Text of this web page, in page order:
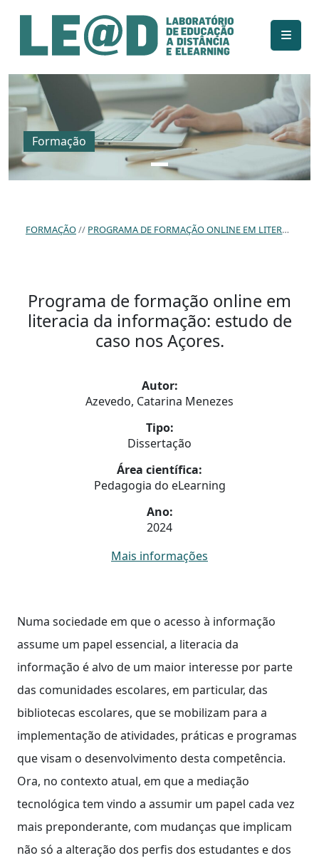
Ir para o conteúdo principal
Informações de acessibilidade
Mapa do site
Formação
FORMAÇÃO PROGRAMA DE FORMAÇÃO ONLINE EM LITERACIA DA INFORMAÇÃO: ESTUDO DE CASO NOS AÇORES.
Programa de formação online em
literacia da informação: estudo de
caso nos Açores.
Autor:
Azevedo, Catarina Menezes
Tipo:
Dissertação
Área científica:
Pedagogia do eLearning
Ano:
2024
Mais informações
Numa sociedade em que o acesso à informação
assume um papel essencial, a literacia da
informação é alvo de um maior interesse por parte
das comunidades escolares, em particular, das
bibliotecas escolares, que se mobilizam para a
implementação de atividades, práticas e programas
que visam o desenvolvimento desta competência.
Ora, no contexto atual, em que a mediação
tecnológica tem vindo a assumir um papel cada vez
mais preponderante, com mudanças que implicam
não só a alteração dos perfis dos estudantes e dos